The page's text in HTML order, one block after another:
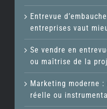
Entrevue
entreprises vaut
Se vendre en
ou maîtrise de la
Marketing moderne
réelle ou